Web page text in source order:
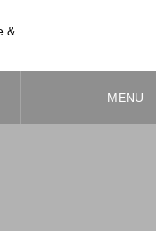
MENU